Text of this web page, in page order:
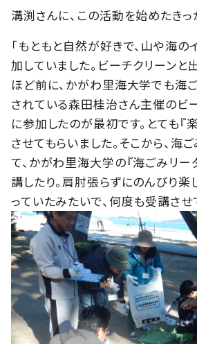
溝渕さんに、この活動を始めたきっ
「もともと自然が好きで、山や海の
加していました。ビーチクリーンと
ほど前に、かがわ里海大学でも海
されている森田桂治さん主催のビ
に参加したのが最初です。とても『
させてもらいました。そこから、海
て、かがわ里海大学の『海ごみリ
講したり。肩肘張らずにのんびり楽
っていたみたいで、何度も受講させ